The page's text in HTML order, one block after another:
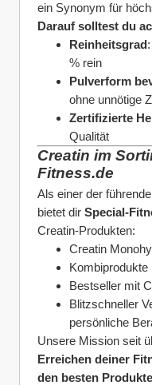
ein Synonym für
Darauf solltest du
Reinheitsgrad
% rein
Pulverform
ohne unnötige
Zertifizierte
Qualität
Creatin im
Fitness.de
Als einer der
bietet dir Special-
Creatin-Produkten:
Creatin
Bestseller mit
Blitzschneller
persönliche
Unsere Mission seit
Erreichen deiner
den besten